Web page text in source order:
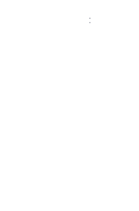
價格
£220.00